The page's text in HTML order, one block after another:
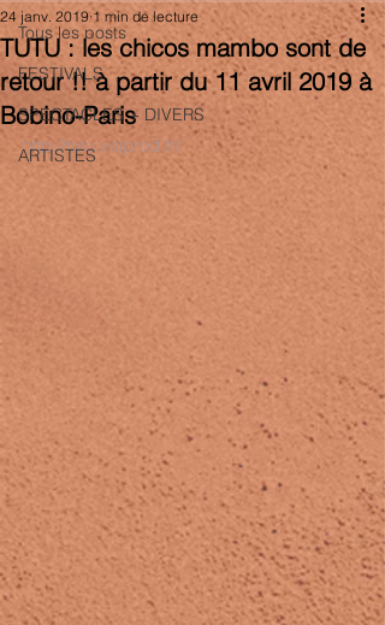
Tous les posts
FESTIVALS
SPECTACLES + DIVERS
ARTISTES
TUTU : les chicos mambo sont de
retour !! à partir du 11 avril 2019 à
Bobino-Paris
24 janv. 2019 1 min de lecture
http://tutu.valprod.fr/